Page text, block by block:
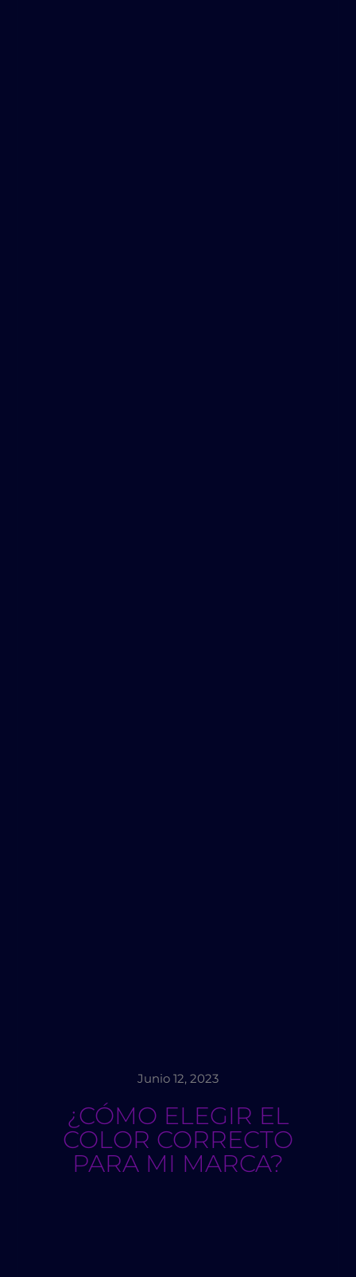
Junio 12, 2023
¿CÓMO ELEGIR EL
COLOR CORRECTO
PARA MI MARCA?